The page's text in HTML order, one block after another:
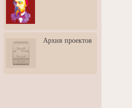
3: Обусловленности
человека и их влияние на
карьеру
скульптором Дмитрием
Тугариновым
АртБульвар в День города
Архив проектов